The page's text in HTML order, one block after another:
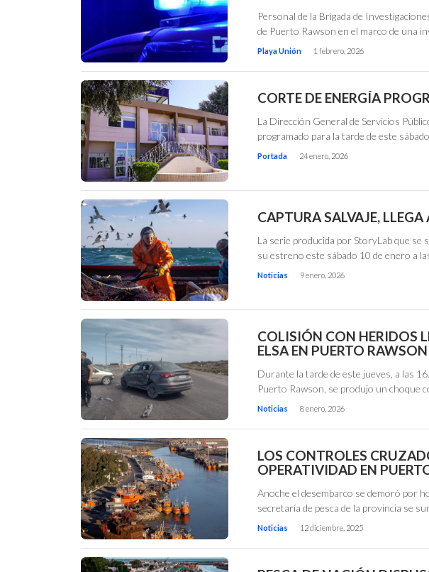
Personal de la Brigada de
de Puerto Rawson en el marco de una
Playa Unión 1 febrero, 2026
CORTE DE ENERGÍA
La Dirección General de Servicios
programado para la tarde de este
Portada 24 enero, 2026
CAPTURA SALVAJE,
La serie producida por StoryLab que se
su estreno este sábado 10 de enero a
Noticias 9 enero, 2026
COLISIÓN CON HERIDOS
ELSA EN PUERTO RAWSON
Durante la tarde de este jueves, a las
Puerto Rawson, se produjo un choque
Noticias 8 enero, 2026
LOS CONTROLES
OPERATIVIDAD EN
Anoche el desembarco se demoró por
secretaría de pesca de la provincia se
Noticias 12 diciembre, 2025